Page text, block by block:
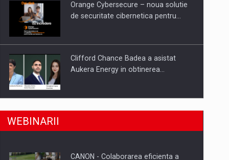
compania intr-o tranzactie de peste 25…
Orange Cybersecure – noua solutie
de securitate cibernetica pentru…
Clifford Chance Badea a asistat
Aukera Energy in obtinerea…
SAPTE PERSONALITATI DIN MEDIUL
WEBINARII
CANON - Colaborarea eficienta a